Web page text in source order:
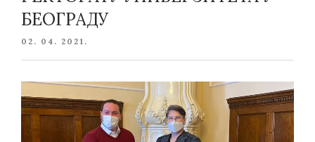
БЕОГРАДУ
POSTED
02. 04. 2021.